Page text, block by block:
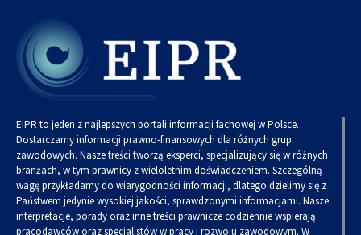
EIPR to jeden z najlepszych portali informacji fachowej w Polsce.
Dostarczamy informacji prawno-finansowych dla różnych grup
zawodowych. Nasze treści tworzą eksperci, specjalizujący się w różnych
branżach, w tym prawnicy z wieloletnim doświadczeniem. Szczególną
wagę przykładamy do wiarygodności informacji, dlatego dzielimy się z
Państwem jedynie wysokiej jakości, sprawdzonymi informacjami. Nasze
interpretacje, porady oraz inne treści prawnicze codziennie wspierają
pracodawców oraz specjalistów w pracy i rozwoju zawodowym. W